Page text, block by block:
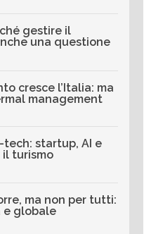
gestire il
una questione
cresce l’Italia: ma
management
startup, AI e
turismo
ma non per tutti:
e globale